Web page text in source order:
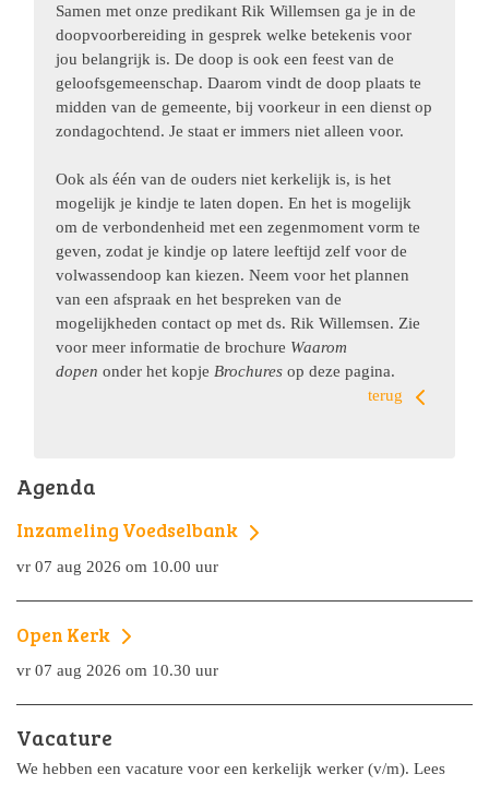
Samen met onze predikant Rik Willemsen ga je in de
doopvoorbereiding in gesprek welke betekenis voor
jou belangrijk is. De doop is ook een feest van de
geloofsgemeenschap. Daarom vindt de doop plaats te
midden van de gemeente, bij voorkeur in een dienst op
zondagochtend. Je staat er immers niet alleen voor.
Ook als één van de ouders niet kerkelijk is, is het
mogelijk je kindje te laten dopen. En het is mogelijk
om de verbondenheid met een zegenmoment vorm te
geven, zodat je kindje op latere leeftijd zelf voor de
volwassendoop kan kiezen. Neem voor het plannen
van een afspraak en het bespreken van de
mogelijkheden contact op met ds. Rik Willemsen. Zie
voor meer informatie de brochure Waarom
dopen onder het kopje Brochures op deze pagina.
terug
Agenda
Inzameling Voedselbank
vr 07 aug 2026 om 10.00 uur
Open Kerk
vr 07 aug 2026 om 10.30 uur
Vacature
We hebben een vacature voor een kerkelijk werker (v/m). Lees